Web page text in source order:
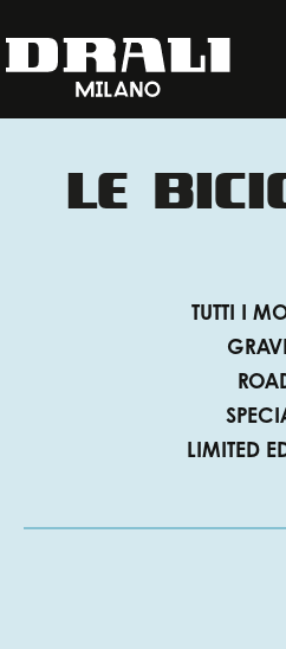
LE
TUTTI I
LIMITED